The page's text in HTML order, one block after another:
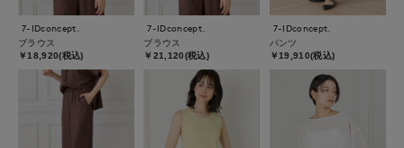
7-IDconcept.
ブラウス
￥18,920(税込)
7-IDconcept.
ブラウス
￥21,120(税込)
7-IDconcept.
パンツ
￥19,910(税込)